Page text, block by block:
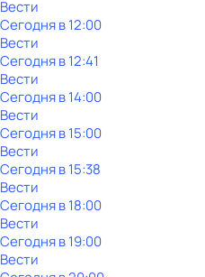
Вести
Сегодня в 12:00
Вести
Сегодня в 12:41
Вести
Сегодня в 14:00
Вести
Сегодня в 15:00
Вести
Сегодня в 15:38
Вести
Сегодня в 18:00
Вести
Сегодня в 19:00
Вести